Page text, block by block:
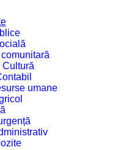
Cultură
umane